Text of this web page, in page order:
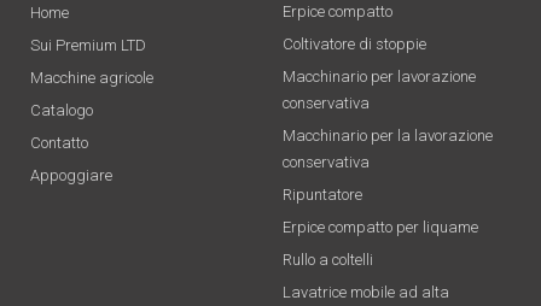
Home
Sui Premium LTD
Macchine agricole
Catalogo
Contatto
Appoggiare
Erpice compatto
Coltivatore di stoppie
Macchinario per lavorazione
conservativa
Macchinario per la lavorazione
conservativa
Ripuntatore
Erpice compatto per liquame
Rullo a coltelli
Lavatrice mobile ad alta